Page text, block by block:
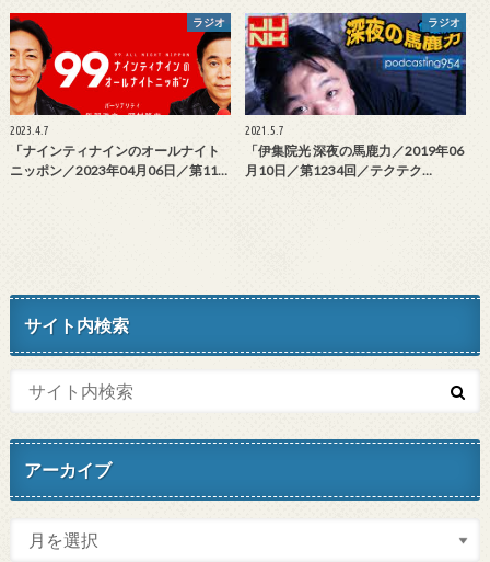
ラジオ
2023.4.7
「ナインティナインのオールナイト
ニッポン／2023年04月06日／第11…
ラジオ
2021.5.7
「伊集院光 深夜の馬鹿力／2019年06
月10日／第1234回／テクテク…
サイト内検索
アーカイブ